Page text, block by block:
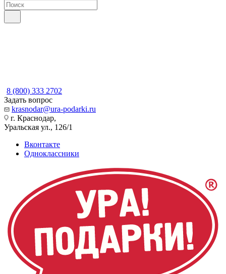
8 (800) 333 2702
Задать вопрос
krasnodar@ura-podarki.ru
г. Краснодар,
Уральская ул., 126/1
Вконтакте
Одноклассники